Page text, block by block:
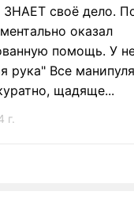
ЗНАЕТ своё дело.
оказал
помощь. У
рука" Все
щадяще...
г.